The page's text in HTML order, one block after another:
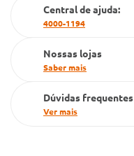
Cartão Grupo Conde
Televendas
Central de ajuda:
4000-1194
Nossas lojas
Saber mais
Dúvidas frequentes
Ver mais